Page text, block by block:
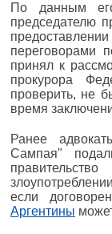
По данным
председателю
переговорами
принял к
прокурора
проверить, не
время
Ранее
Сампая"
если
Аргентины